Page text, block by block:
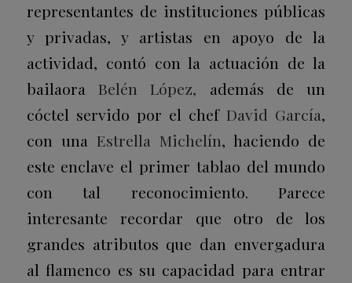
representantes de instituciones públicas
y privadas, y artistas en apoyo de la
actividad, contó con la actuación de la
bailaora Belén López, además de un
cóctel servido por el chef David García,
con una Estrella Michelín, haciendo de
este enclave el primer tablao del mundo
con tal reconocimiento. Parece
interesante recordar que otro de los
grandes atributos que dan envergadura
al flamenco es su capacidad para entrar